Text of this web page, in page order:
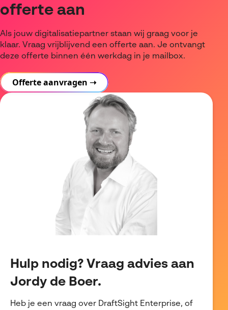
offerte aan
Als jouw digitalisatiepartner staan wij graag voor je
klaar. Vraag vrijblijvend een offerte aan. Je ontvangt
deze offerte binnen één werkdag in je mailbox.
Offerte aanvragen ➝
Hulp nodig? Vraag advies aan
Jordy de Boer.
Heb je een vraag over DraftSight Enterprise, of